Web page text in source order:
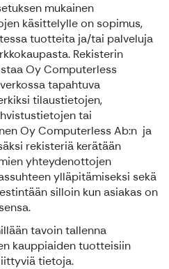
mukainen
käsittelylle on sopimus,
tuotteita ja/tai palveluja
Rekisterin
Oy Computerless
tapahtuva
tilaustietojen,
tai
Oy Computerless Ab:n ja
rekisteriä kerätään
yhteydenottojen
ylläpitämiseksi sekä
silloin kun asiakas on
tavoin tallenna
kauppiaiden tuotteisiin
tietoja.